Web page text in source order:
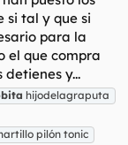
si tal y que si
para la
el que compra
detienes y...
hijodelagraputa
pilón tonic